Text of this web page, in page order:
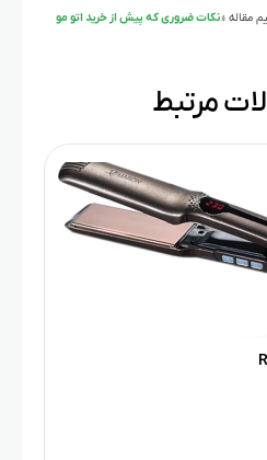
مقاله «نکات ضروری که پیش از خرید اتو مو
مرتبط